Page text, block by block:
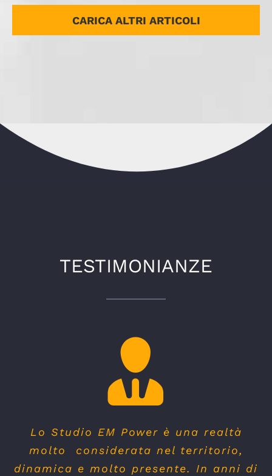
CARICA ALTRI ARTICOLI
TESTIMONIANZE
Lo Studio EM Power è una realtà
molto considerata nel territorio,
dinamica e molto presente. In anni di